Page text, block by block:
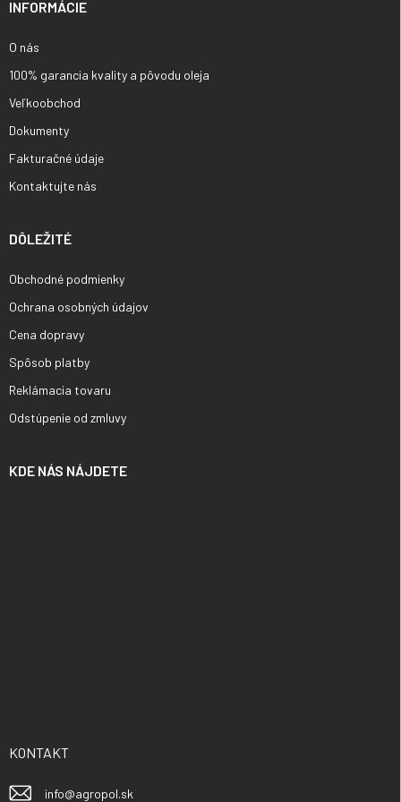
INFORMÁCIE
O nás
100% garancia kvality a pôvodu oleja
Veľkoobchod
Dokumenty
Fakturačné údaje
Kontaktujte nás
DÔLEŽITÉ
Obchodné podmienky
Ochrana osobných údajov
Cena dopravy
Spôsob platby
Reklámacia tovaru
Odstúpenie od zmluvy
KDE NÁS NÁJDETE
KONTAKT
info@agropol.sk